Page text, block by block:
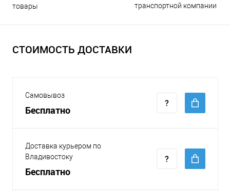
товары
транспортной компании
СТОИМОСТЬ ДОСТАВКИ
Самовывоз
Бесплатно
Доставка курьером по
Владивостоку
Бесплатно